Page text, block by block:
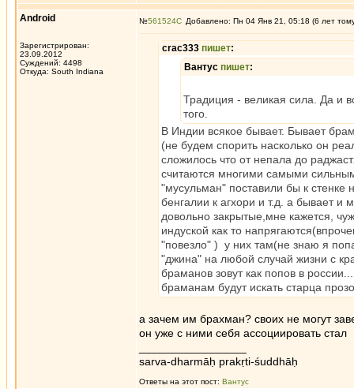
Android
Зарегистрирован:
23.09.2012
Суждений: 4498
Откуда: South Indiana
№561524 Добавлено: Пн 04 Янв 21, 05:18 (6 лет
crac333 пишет:
Вантус пишет:
Традиция - великая сила. Да и
того.
В Индии всякое бывает. Бывает
(не будем спорить насколько он
сложилось что от непала до
считаются многими самыми
"мусульман" поставили бы к
бенгалии к агхори и т.д. а бывает
довольно закрытые,мне кажется,
индуской как то
"повезло" ) у них там(не знаю я
"джина" на любой случай жизни с
браманов зовут как попов в
браманам будут искать старца
а зачем им брахман? своих не могут
он уже с ними себя ассоциировать стал
sarva-dharmāḥ prakṛti-śuddhāḥ
Ответы на этот пост: Вантус